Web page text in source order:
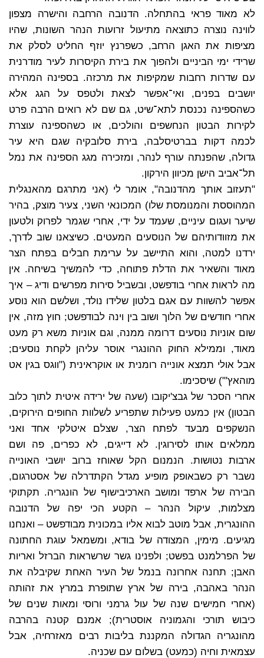
לא מאוד פראי בהתחלה. הדנובה הרחבה והישרה מצפון
לווינה נוצרה כתוצאה מתיעול זרועות הנהר השונות, שהיו
מציפות את האגן הרחב, כשפרנץ יוזף החליט לסלק את
שרידי ימי הביניים ולהפוך את בירת הקיסרות לעיר מודרנית
עם שדרות רחבות שמקיפות את מרכזה. בספינה המהירה
יושבים בפנים, ואי־אפשר לצאת ולטפס על הגג אלא
כשהספינה נכנסת לתא־שיט, גם שם לא רואים הרבה פרט
לקירות הבטון הנחשפים והולכים, או כשהספינה עוצרת
לכמה דקות בברטיסלבה, בירת סלובקיה שגם היא עיר
גדולה, שהפנתה עורף לנהר, ומזכירה מגג הספינה את נמל
תל־אביב הישן מכיוון הירקון.
"תעזוב אותך מהדנובה", אומר לי (אני מתרגם מהאנגלית
המהוססת והמנומסת שלו) המכונאי השני, צעיר מוצק, בהיר
שיער ועגום עיניים, שעמד על ידי, אחרי שגמר לפרוק ולטעון
את מזוודותיהם של הנוסעים המעטים. כשיצאנו שוב לדרך,
ירדנו למטה, והוא התיישב על ערימת חבלים בפתח הצר
מאוד והשאיר את הדלת פתוחה, כדי להמשיך בשיחה. אין
מה לראות אחרי בודפשט, ובשביל סירות מפרשים ודיג – איך
אפשר להשוות עם אגם בלטון שלידו נולד, ושלשם הוא נוסע
אחרי חודשים של הלוך ושוב בין וינה לבודפשט; חוץ מזה, אין
שום אוניות נוסעים דרומה ממנה, וגם אוניות משא רק מעט
מאוד, וממילא החוק ההונגרי אוסר עליהן לקחת נוסעים;
אבל אולי תמצא אונייה רומנית או אוקראינית ("ווגס בגין אט
מוהאץ'") שיסכימו.
אחרי הסכר של גבצ'יקובו (שעה של ירידה איטית לתוך כלוב
הבטון) אין כמעט פעילות שתפריע לשלוות החופים הירוקים,
הנשקפים מבעד לפתח הצר, שצלם איטלקי אחד ואני
ממלאים אותו לסירוגין. לא דייגים, לא כפרים, פה ושם
ארבות נטושות. הנמנום הקל שאוחז ברוב יושבי האונייה
נשבר רק כשבאופק מופיע מגדל הקתדרלה של אסטרגום,
הבירה של ארפד ומושב הארכיבישוף של הונגריה. תקתוקי
מצלמות, עיקול הנהר – הקטע הכי יפה של הדנובה
ההונגרית, אבל מוטב לבוא אליו במכונית מבודפשט – ואנחנו
מגיעים. מימין, המצודה של בודא, ומשמאל עוגת החתונה
של הפרלמנט בפשט; ולפנינו גשר שרשראות הברזל ואריות
האבן; תחנה אחרונה בנמל של העיר האחת שקיבלה את
הנהר באהבה, בירה של ארץ שתופרת במרץ את זהותה
(אחרי חמישים שנה של עול גרמני ורוסי ומאות שנים של
כיבוש תורכי והגמוניה אוסטרית); אמנם קטנה בהרבה
מהונגריה הגדולה המקננת בליבות רבים מאזרחיה, אבל
עצמאית וחיה (כמעט) בשלום עם שכניה.